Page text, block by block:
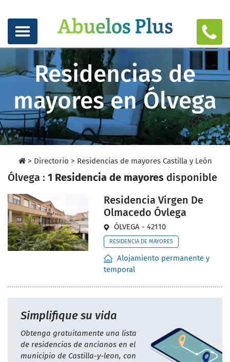
Residencias de
mayores en Ólvega
> Directorio > Residencias de mayores Castilla y León
Ólvega : 1 Residencia de mayores disponible
Residencia Virgen De
Olmacedo Óvlega
ÓLVEGA - 42110
RESIDENCIA DE MAYORES
Alojamiento permanente y
temporal
Simplifique su vida
Obtenga gratuitamente una lista
de residencias de ancianos en el
municipio de Castilla-y-leon, con